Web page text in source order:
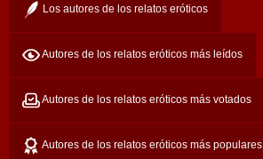
Los autores de los relatos eróticos
Autores de los relatos eróticos más leídos
Autores de los relatos eróticos más votados
Autores de los relatos eróticos más populares